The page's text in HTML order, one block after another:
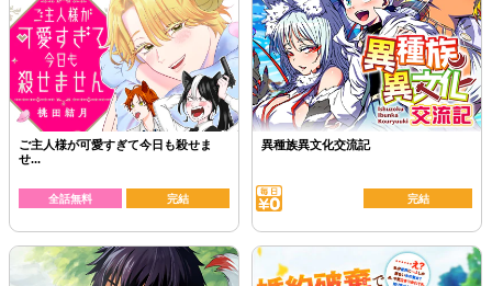
ご主人様が可愛すぎて今日も殺せま
せ...
全話無料 完結
異種族異文化交流記
完結